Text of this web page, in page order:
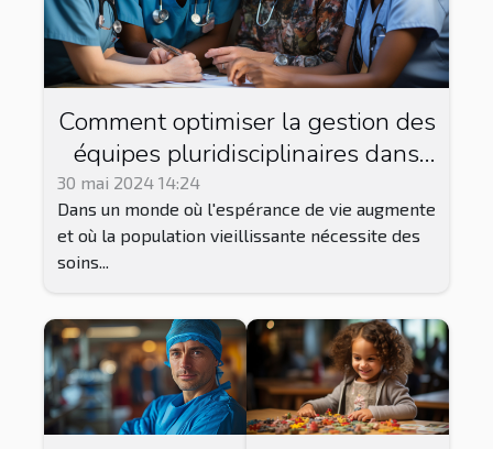
Comment optimiser la gestion des
équipes pluridisciplinaires dans
les maisons de retraite pour
améliorer la qualité des soins ?
30 mai 2024 14:24
Dans un monde où l'espérance de vie augmente
et où la population vieillissante nécessite des
soins...